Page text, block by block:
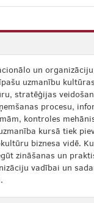
un
uzmanību
stratēģijas
procesu,
kontroles
kursā tiek
biznesa vidē.
zināšanas un
vadībai un